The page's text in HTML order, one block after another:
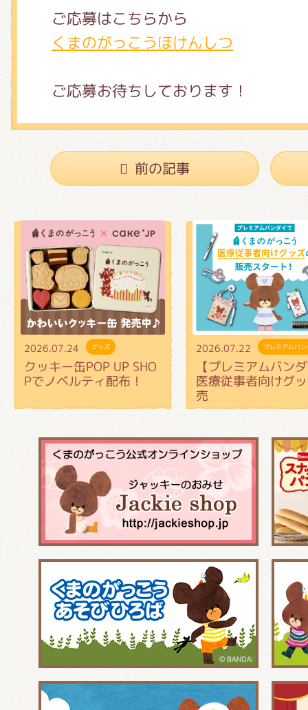
ご応募はこちらから
くまのがっこうほけんしつ
ご応募お待ちしております！
前の記事
2026.07.24 グッズ
クッキー缶POP UP SHO
Pでノベルティ配布！
2026.07.22 プレミアムバ
【プレミアムバン
医療従事者向けグ
売